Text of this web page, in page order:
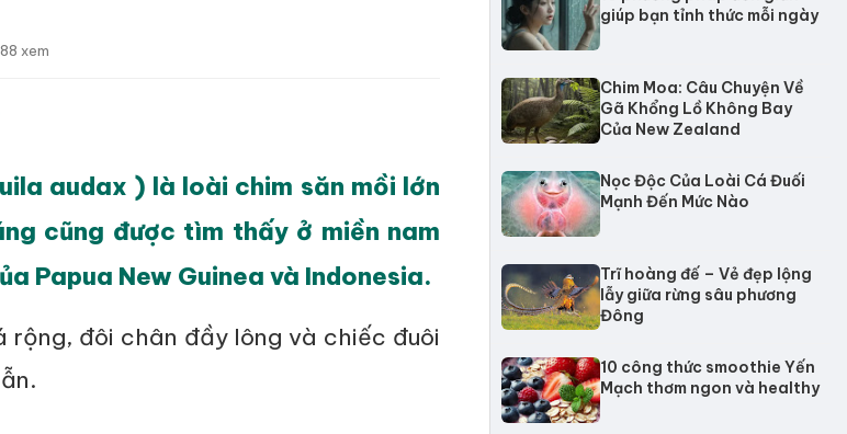
xem
audax ) là loài chim săn mồi lớn
cũng được tìm thấy ở miền nam
Papua New Guinea và Indonesia.
rộng, đôi chân đầy lông và chiếc đuôi
giúp bạn tỉnh thức mỗi ngày
Chim Moa: Câu Chuyện Về
Gã Khổng Lồ Không Bay
Của New Zealand
Nọc Độc Của Loài Cá Đuối
Mạnh Đến Mức Nào
Trĩ hoàng đế – Vẻ đẹp lộng
lẫy giữa rừng sâu phương
Đông
10 công thức smoothie Yến
Mạch thơm ngon và healthy